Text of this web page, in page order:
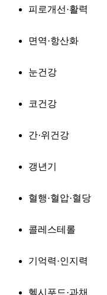
피로개선·활력
면역·항산화
눈건강
코건강
간·위건강
갱년기
혈행·혈압·혈당
콜레스테롤
기억력·인지력
헬시푸드·과채